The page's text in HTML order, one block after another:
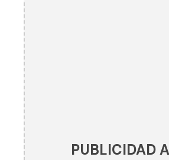
PUBLICIDAD